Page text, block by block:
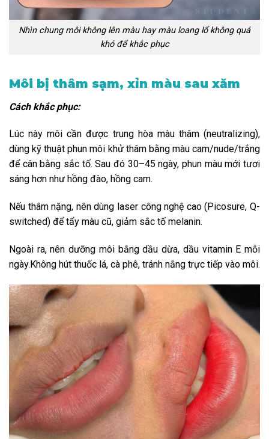
Nhìn chung môi không lên màu hay màu loang lổ không quá
khó để khắc phục
Môi bị thâm sạm, xỉn màu sau xăm
Cách khắc phục:
Lúc này môi cần được trung hòa màu thâm (neutralizing),
dùng kỹ thuật phun môi khử thâm bằng màu cam/nude/trắng
để cân bằng sắc tố. Sau đó 30–45 ngày, phun màu mới tươi
sáng hơn như hồng đào, hồng cam.
Nếu thâm nặng, nên dùng laser công nghệ cao (Picosure, Q-
switched) để tẩy màu cũ, giảm sắc tố melanin.
Ngoài ra, nên dưỡng môi bằng dầu dừa, dầu vitamin E mỗi
ngày.Không hút thuốc lá, cà phê, tránh nắng trực tiếp vào môi.